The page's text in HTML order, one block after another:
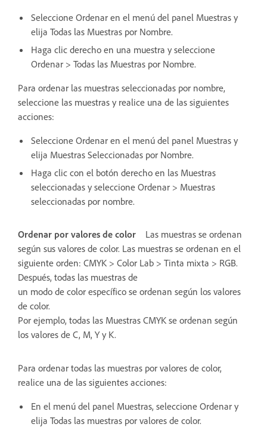
Seleccione Ordenar en el menú del panel Muestras y
elija Todas las Muestras por Nombre.
Haga clic derecho en una muestra y seleccione
Ordenar > Todas las Muestras por Nombre.
Para ordenar las muestras seleccionadas por nombre,
seleccione las muestras y realice una de las siguientes
acciones:
Seleccione Ordenar en el menú del panel Muestras y
elija Muestras Seleccionadas por Nombre.
Haga clic con el botón derecho en las Muestras
seleccionadas y seleccione Ordenar > Muestras
seleccionadas por nombre.
Ordenar por valores de color
Las muestras se ordenan
según sus valores de color. Las muestras se ordenan en el
siguiente orden: CMYK > Color Lab > Tinta mixta > RGB.
Después, todas las muestras de
un modo de color específico se ordenan según los valores
de color.
Por ejemplo, todas las Muestras CMYK se ordenan según
los valores de C, M, Y y K.
Para ordenar todas las muestras por valores de color,
realice una de las siguientes acciones:
En el menú del panel Muestras, seleccione Ordenar y
elija Todas las muestras por valores de color.